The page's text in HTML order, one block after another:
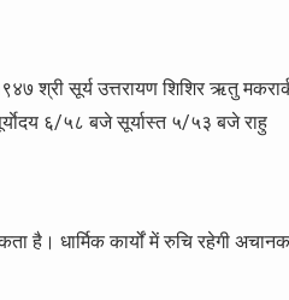
श्री सूर्य उत्तरायण शिशिर ऋतु
६/५८ बजे सूर्यास्त ५/५३ बजे राहु
है। धार्मिक कार्यों में रुचि रहेगी अचानक